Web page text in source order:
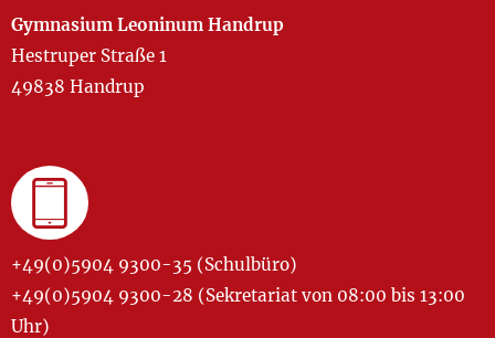
Gymnasium Leoninum Handrup
Hestruper Straße 1
49838 Handrup
+49(0)5904 9300-35 (Schulbüro)
+49(0)5904 9300-28 (Sekretariat von 08:00 bis 13:00
Uhr)